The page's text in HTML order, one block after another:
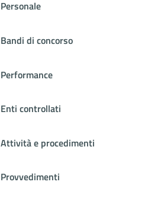
Personale
Bandi di concorso
Performance
Enti controllati
Attività e procedimenti
Provvedimenti